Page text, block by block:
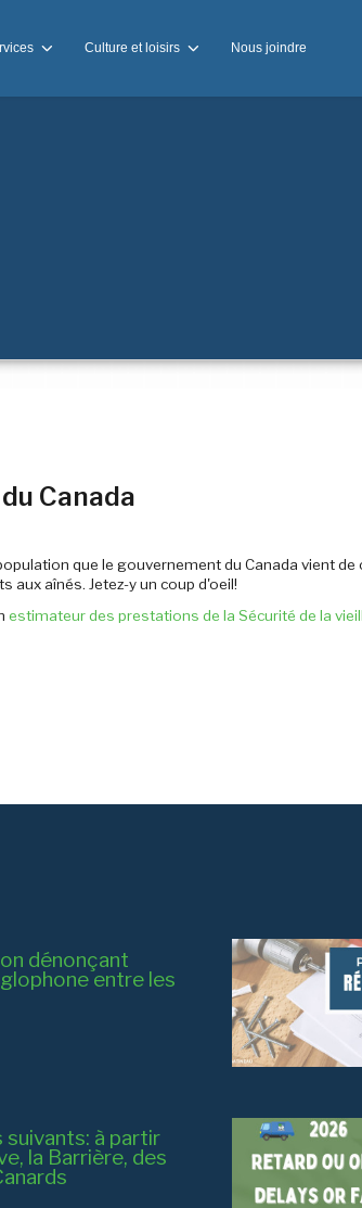
Culture et loisirs Nous joindre
Canada
que le gouvernement du Canada vient
aînés. Jetez-y un coup d'oeil!
estimateur des prestations de la Sécurité de la
dénonçant
entre les
suivants: à partir
la Barrière, des